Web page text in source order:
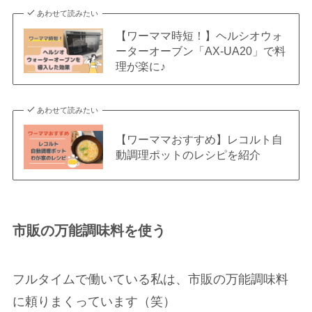
あわせて読みたい
【ワーママ時短！】ヘルシオウォ
ーターオーブン「AX-UA20」で料
理が楽に♪
あわせて読みたい
【ワーママおすすめ】レコルト自
動調理ポットのレシピを紹介
市販の万能調味料を使う
フルタイムで働いている私は、市販の万能調味料
に頼りまくっています（笑）